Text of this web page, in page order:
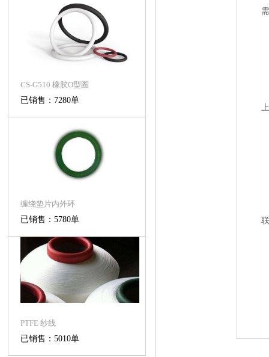
CS-G510 橡胶O型圈
已销售：7280单
缠绕垫片内外环
已销售：5780单
PTFE 纱线
已销售：5010单